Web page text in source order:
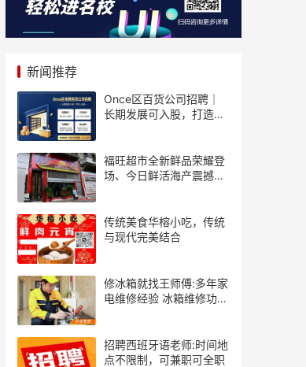
新闻推荐
Once区百货公司招聘｜
长期发展可入股，打造个
福旺超市全新鲜品荣耀登
场、今日鲜活海产震撼来
传统美食华榕小吃，传统
与现代完美结合
修冰箱就找王师傅:多年家
电维修经验 冰箱维修功底
招聘西班牙语老师:时间地
点不限制，可兼职可全职